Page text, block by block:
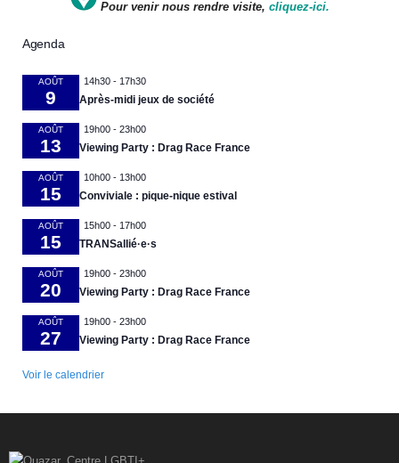
Pour venir nous rendre visite, cliquez-ici.
Agenda
AOÛT
9
14h30 - 17h30
Après-midi jeux de société
AOÛT
13
19h00 - 23h00
Viewing Party : Drag Race France
AOÛT
15
10h00 - 13h00
Conviviale : pique-nique estival
AOÛT
15
15h00 - 17h00
TRANSallié·e·s
AOÛT
20
19h00 - 23h00
Viewing Party : Drag Race France
AOÛT
27
19h00 - 23h00
Viewing Party : Drag Race France
Voir le calendrier